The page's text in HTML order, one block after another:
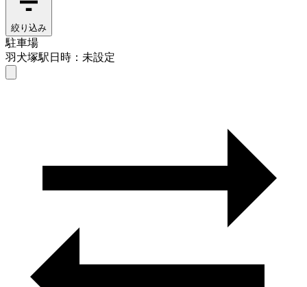
絞り込み
駐車場
羽犬塚駅日時：未設定